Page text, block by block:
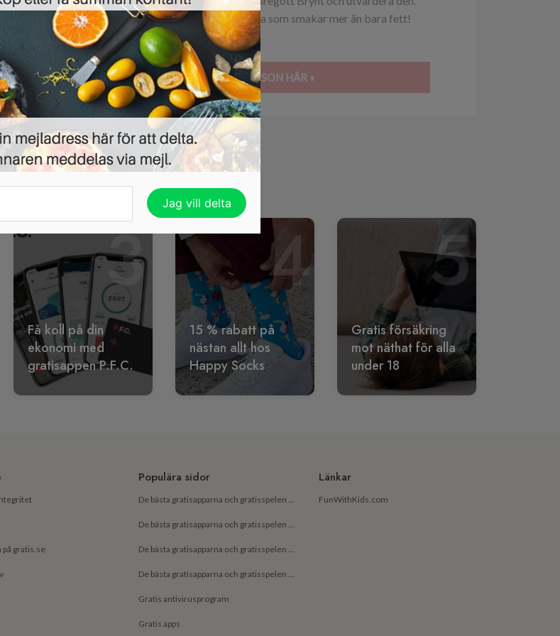
Brynt är en ny typ av smör skulle man kunna säga som smakar mer än bara fett!
finns en svag smak av kola...Läs mer »
BLI EN TESTPILOT HOS SMARTSON HÄR »
3
Få koll på din
ekonomi med
gratisappen P.F.C.
4
15 % rabatt på
nästan allt hos
Happy Socks
5
Gratis försäkring
mot näthat för alla
under 18
gratis.se
Populära sidor
De bästa gratisapparna och gratisspelen på Android för små barn
De bästa gratisapparna och gratisspelen på Android för barn
De bästa gratisapparna och gratisspelen på iPhone för små barn
De bästa gratisapparna och gratisspelen på iPhone för barn
Gratis antivirusprogram
Gratis apps
Länkar
FunWithKids.com